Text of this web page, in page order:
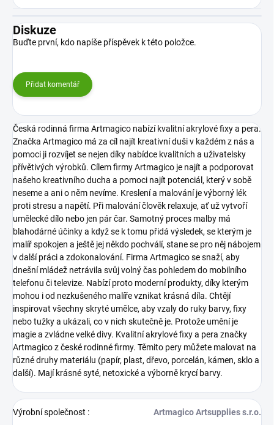
Diskuze
Buďte první, kdo napíše příspěvek k této položce.
Přidat komentář
Česká rodinná firma Artmagico nabízí kvalitní akrylové fixy a pera.
Značka Artmagico má za cíl najít kreativní duši v každém z nás a
pomoci ji rozvíjet se nejen díky nabídce kvalitních a uživatelsky
přívětivých výrobků. Cílem firmy Artmagico je najít a podporovat
našeho kreativního ducha a pomoci najít potenciál, který v sobě
neseme a ani o něm nevíme. Kreslení a malování je výborný lék
proti stresu a napětí. Při malování člověk relaxuje, ať už vytvoří
umělecké dílo nebo jen pár čar. Samotný proces malby má
blahodárné účinky a když se k tomu přidá výsledek, se kterým je
malíř spokojen a ještě jej někdo pochválí, stane se pro něj nábojem
v další práci a zdokonalování. Firma Artmagico se snaží, aby
dnešní mládež netrávila svůj volný čas pohledem do mobilního
telefonu či televize. Nabízí proto moderní produkty, díky kterým
mohou i od nezkušeného malíře vznikat krásná díla. Chtějí
inspirovat všechny skryté umělce, aby vzaly do ruky barvy, fixy
nebo tužky a ukázali, co v nich skutečně je. Protože umění je
magie a zvládne velké divy. Kvalitní akrylové fixy a pera značky
Artmagico z české rodinné firmy. Těmito pery můžete malovat na
různé druhy materiálu (papír, plast, dřevo, porcelán, kámen, sklo a
další). Mají krásné syté, netoxické a výborně krycí barvy.
Výrobní společnost : Artmagico Artsupplies s.r.o.